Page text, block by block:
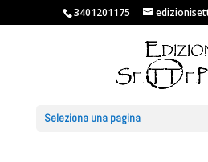
3401201175
Seleziona una pagina